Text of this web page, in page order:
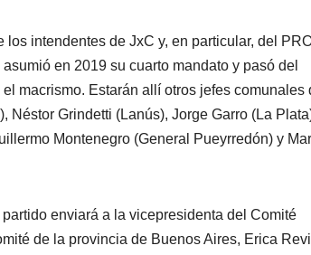
intendentes de JxC y, en particular, del
en 2019 su cuarto mandato y pasó del
macrismo. Estarán allí otros jefes comunales
Néstor Grindetti (Lanús), Jorge Garro (La
Montenegro (General Pueyrredón) y
enviará a la vicepresidenta del Comité
de la provincia de Buenos Aires, Erica